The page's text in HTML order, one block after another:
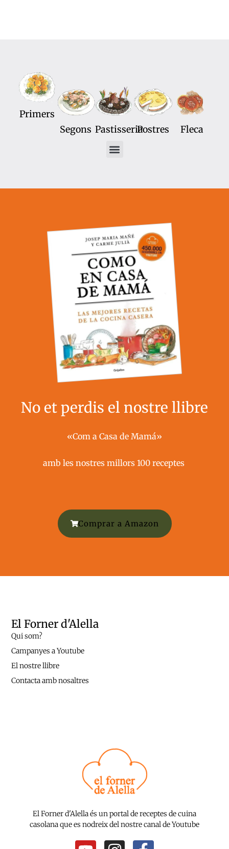
Primers
Segons PastisseriaPostres Fleca
No et perdis el nostre llibre
«Com a Casa de Mamá»
amb les nostres millors 100 receptes ​
Comprar a Amazon
El Forner d'Alella és un portal de receptes de cuina
casolana que es nodreix del nostre canal de Youtube
El Forner d'Alella
Qui som?
Campanyes a Youtube
El nostre llibre
Contacta amb nosaltres